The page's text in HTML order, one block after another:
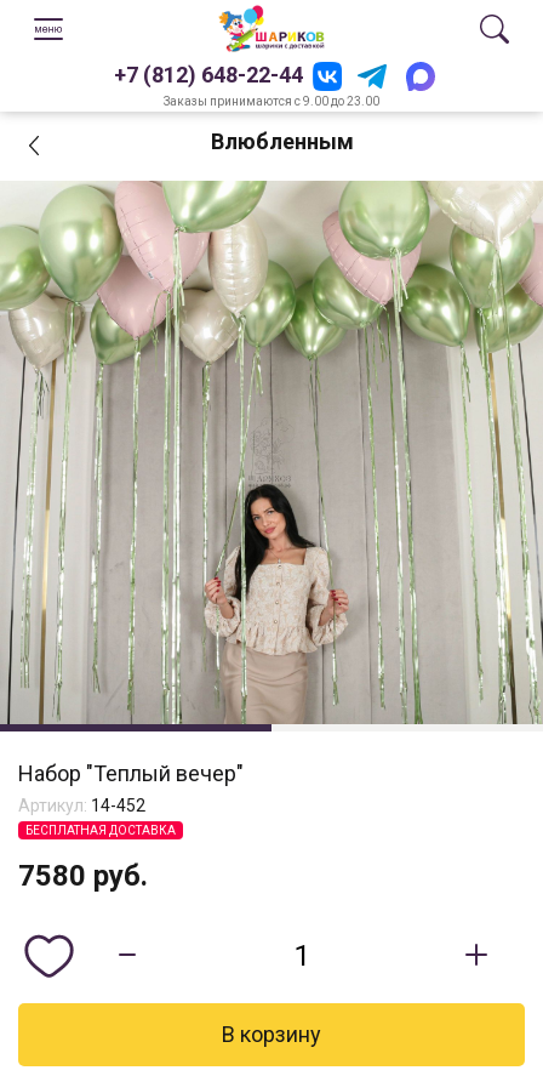
+7 (812) 648-22-44
Заказы принимаются с 9.00 до 23.00
Влюбленным
Набор "Теплый вечер"
Артикул: 14-452
БЕСПЛАТНАЯ ДОСТАВКА
7580 руб.